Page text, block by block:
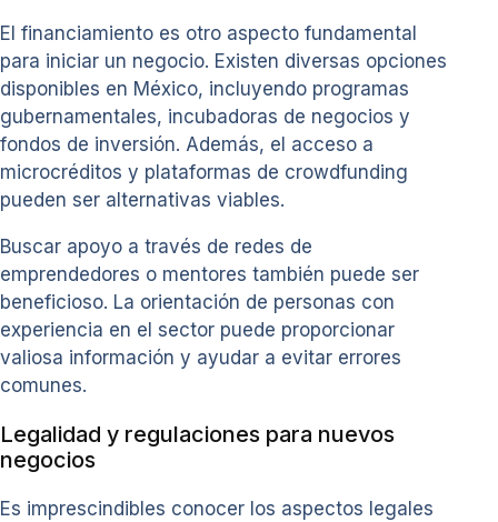
El financiamiento es otro aspecto fundamental
para iniciar un negocio. Existen diversas opciones
disponibles en México, incluyendo programas
gubernamentales, incubadoras de negocios y
fondos de inversión. Además, el acceso a
microcréditos y plataformas de crowdfunding
pueden ser alternativas viables.
Buscar apoyo a través de redes de
emprendedores o mentores también puede ser
beneficioso. La orientación de personas con
experiencia en el sector puede proporcionar
valiosa información y ayudar a evitar errores
comunes.
Legalidad y regulaciones para nuevos
negocios
Es imprescindibles conocer los aspectos legales